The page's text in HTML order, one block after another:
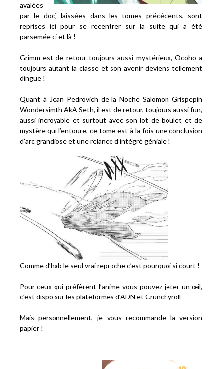
avalées
par le doc) laissées dans les tomes précédents, sont
reprises ici pour se recentrer sur la suite qui a été
parsemée ci et là !
Grimm est de retour toujours aussi mystérieux, Ocoho a
toujours autant la classe et son avenir deviens tellement
dingue !
Quant à Jean Pedrovich de la Noche Salomon Grispepin
Wondersimth AkA Seth, il est de retour, toujours aussi fun,
aussi incroyable et surtout avec son lot de boulet et de
mystère qui l’entoure, ce tome est à la fois une conclusion
d’arc grandiose et une relance d’intégré géniale !
Comme d’hab le seul vrai reproche c’est pourquoi si court !
Pour ceux qui préfèrent l’anime vous pouvez jeter un œil,
c’est dispo sur les plateformes d’ADN et Crunchyroll
Mais personnellement, je vous recommande la version
papier !